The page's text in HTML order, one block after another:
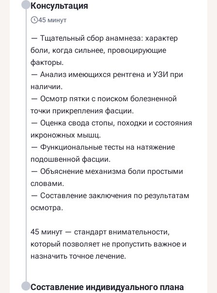
Консультация
45 минут
— Тщательный сбор анамнеза: характер
боли, когда сильнее, провоцирующие
факторы.
— Анализ имеющихся рентгена и УЗИ при
наличии.
— Осмотр пятки с поиском болезненной
точки прикрепления фасции.
— Оценка свода стопы, походки и состояния
икроножных мышц.
— Функциональные тесты на натяжение
подошвенной фасции.
— Объяснение механизма боли простыми
словами.
— Составление заключения по результатам
осмотра.
45 минут — стандарт внимательности,
который позволяет не пропустить важное и
назначить точное лечение.
Составление индивидуального плана